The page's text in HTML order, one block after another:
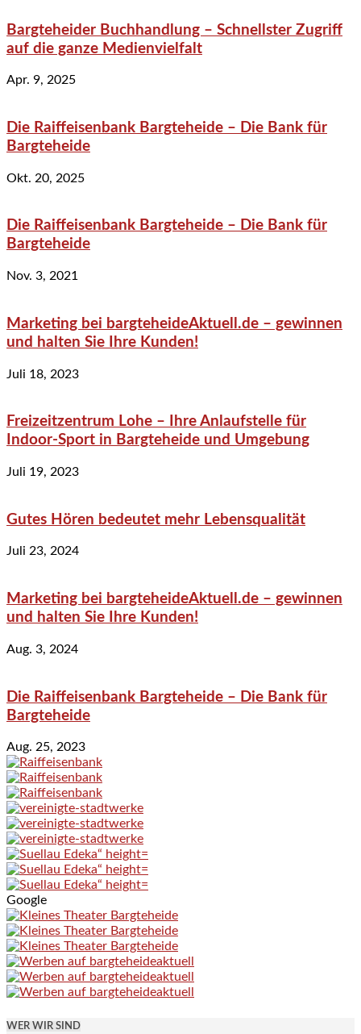
Bargteheider Buchhandlung – Schnellster Zugriff
auf die ganze Medienvielfalt
Apr. 9, 2025
Die Raiffeisenbank Bargteheide – Die Bank für
Bargteheide
Okt. 20, 2025
Die Raiffeisenbank Bargteheide – Die Bank für
Bargteheide
Nov. 3, 2021
Marketing bei bargteheideAktuell.de – gewinnen
und halten Sie Ihre Kunden!
Juli 18, 2023
Freizeitzentrum Lohe – Ihre Anlaufstelle für
Indoor-Sport in Bargteheide und Umgebung
Juli 19, 2023
Gutes Hören bedeutet mehr Lebensqualität
Juli 23, 2024
Marketing bei bargteheideAktuell.de – gewinnen
und halten Sie Ihre Kunden!
Aug. 3, 2024
Die Raiffeisenbank Bargteheide – Die Bank für
Bargteheide
Aug. 25, 2023
Google
WER WIR SIND